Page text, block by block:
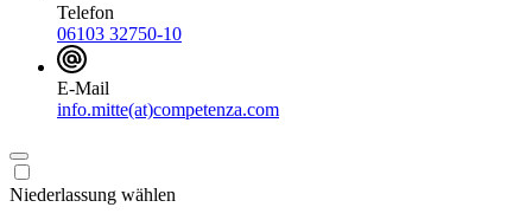
Telefon
06103 32750-10
E-Mail
info.mitte(at)competenza.com
Niederlassung wählen